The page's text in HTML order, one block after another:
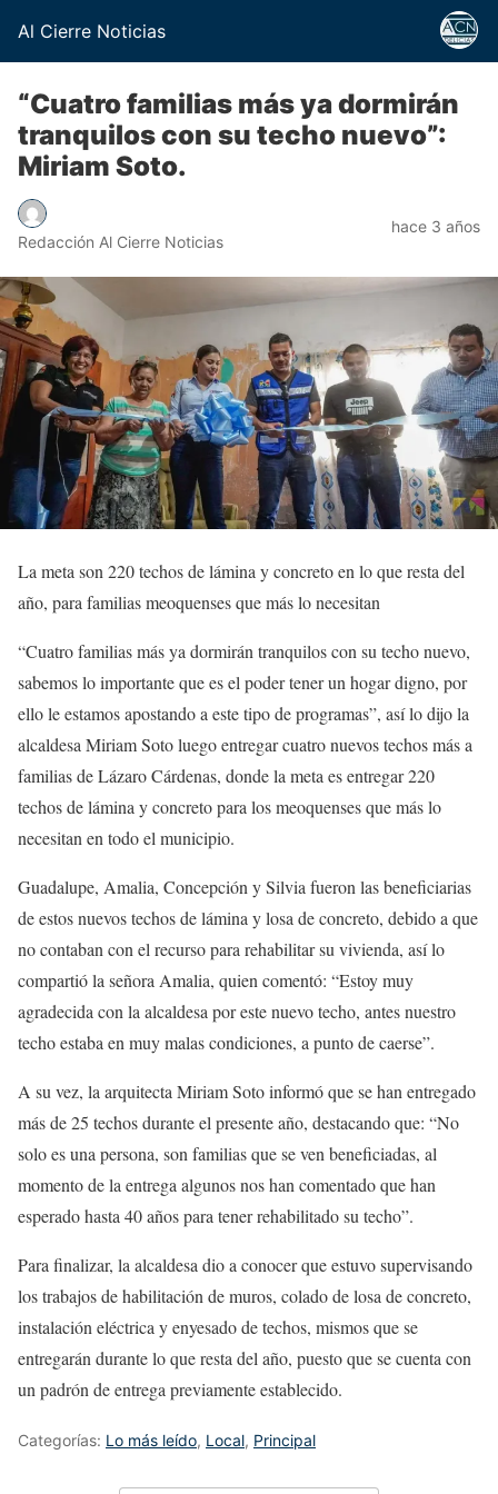
Al Cierre Noticias
“Cuatro familias más ya dormirán
tranquilos con su techo nuevo”:
Miriam Soto.
Redacción Al Cierre Noticias
hace 3 años
La meta son 220 techos de lámina y concreto en lo que resta del
año, para familias meoquenses que más lo necesitan
“Cuatro familias más ya dormirán tranquilos con su techo nuevo,
sabemos lo importante que es el poder tener un hogar digno, por
ello le estamos apostando a este tipo de programas”, así lo dijo la
alcaldesa Miriam Soto luego entregar cuatro nuevos techos más a
familias de Lázaro Cárdenas, donde la meta es entregar 220
techos de lámina y concreto para los meoquenses que más lo
necesitan en todo el municipio.
Guadalupe, Amalia, Concepción y Silvia fueron las beneficiarias
de estos nuevos techos de lámina y losa de concreto, debido a que
no contaban con el recurso para rehabilitar su vivienda, así lo
compartió la señora Amalia, quien comentó: “Estoy muy
agradecida con la alcaldesa por este nuevo techo, antes nuestro
techo estaba en muy malas condiciones, a punto de caerse”.
A su vez, la arquitecta Miriam Soto informó que se han entregado
más de 25 techos durante el presente año, destacando que: “No
solo es una persona, son familias que se ven beneficiadas, al
momento de la entrega algunos nos han comentado que han
esperado hasta 40 años para tener rehabilitado su techo”.
Para finalizar, la alcaldesa dio a conocer que estuvo supervisando
los trabajos de habilitación de muros, colado de losa de concreto,
instalación eléctrica y enyesado de techos, mismos que se
entregarán durante lo que resta del año, puesto que se cuenta con
un padrón de entrega previamente establecido.
Categorías: Lo más leído, Local, Principal